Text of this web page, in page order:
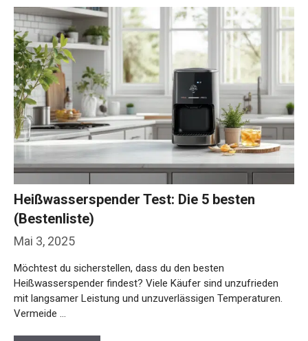
Mai 3, 2025
Heißwasserspender Test: Die 5 besten
(Bestenliste)
Möchtest du sicherstellen, dass du den besten
Heißwasserspender findest? Viele Käufer sind unzufrieden
mit langsamer Leistung und unzuverlässigen Temperaturen.
Vermeide …